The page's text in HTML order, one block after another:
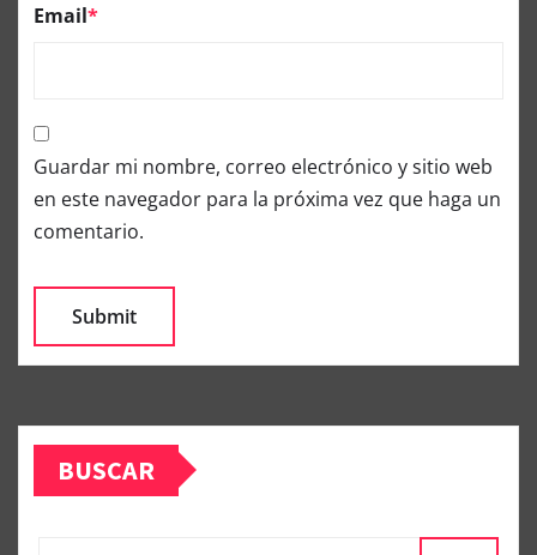
Email*
Guardar mi nombre, correo electrónico y sitio web
en este navegador para la próxima vez que haga un
comentario.
BUSCAR